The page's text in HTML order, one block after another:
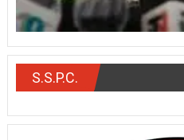
S.S.P.C.